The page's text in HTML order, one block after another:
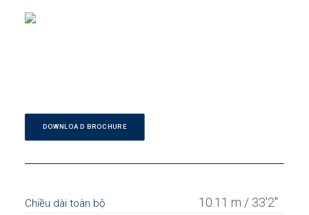
DOWNLOAD BROCHURE
Chiều dài toàn bộ 10.11 m / 33'2"